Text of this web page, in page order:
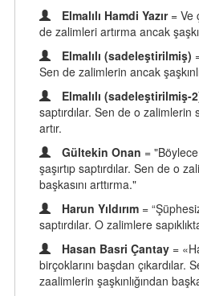
Elmalılı Hamdi Yazır = Ve
de zalimleri artırma ancak
Elmalılı (sadeleştirilmiş)
Sen de zalimlerin ancak
Elmalılı (sadeleştirilmiş-
saptırdılar. Sen de o zalimlerin
artır.
Gültekin Onan =
şaşırtıp saptırdılar. Sen de o
başkasını arttırma."
Harun Yıldırım =
saptırdılar. O zalimlere
Hasan Basri Çantay =
birçoklarını başdan çıkardılar.
zaalimlerin şaşkınlığından